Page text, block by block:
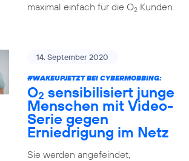
maximal einfach für die O2Kunden.
14. September 2020
#WAKEUPJETZT BEI CYBERMOBBING:
O2 sensibilisiert junge
Menschen mit Video-
Serie gegen
Erniedrigung im Netz
Sie werden angefeindet,